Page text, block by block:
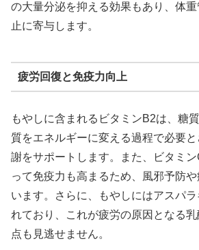
の大量分泌を抑える効果もあり、体
止に寄与します。
疲労回復と免疫力向上
もやしに含まれるビタミンB2は、糖
質をエネルギーに変える過程で必要
謝をサポートします。また、ビタミ
って免疫力も高まるため、風邪予防
います。さらに、もやしにはアスパ
れており、これが疲労の原因となる
点も見逃せません。